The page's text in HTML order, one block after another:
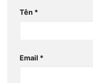
Tên *
Email *